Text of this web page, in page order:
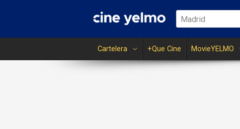
Madrid
Cartelera +Que Cine MovieYELMO